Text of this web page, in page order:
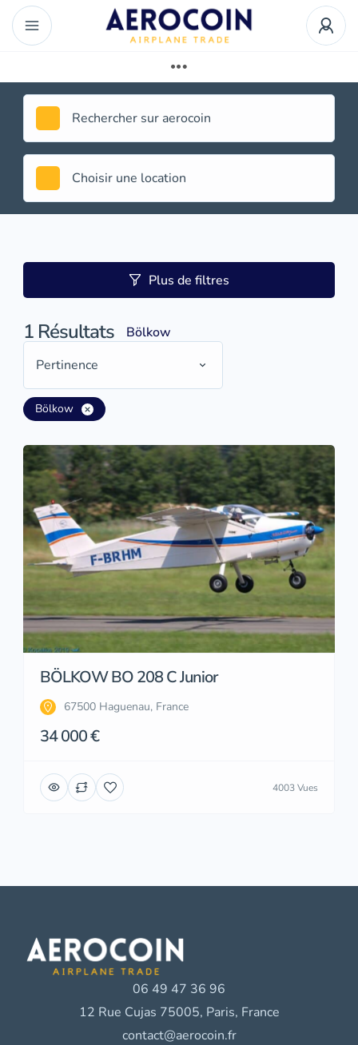
Plus de filtres
1 Résultats
Bölkow
Pertinence
Bölkow
BÖLKOW BO 208 C Junior
67500 Haguenau, France
34 000 €
4003 Vues
06 49 47 36 96
12 Rue Cujas 75005, Paris, France
contact@aerocoin.fr